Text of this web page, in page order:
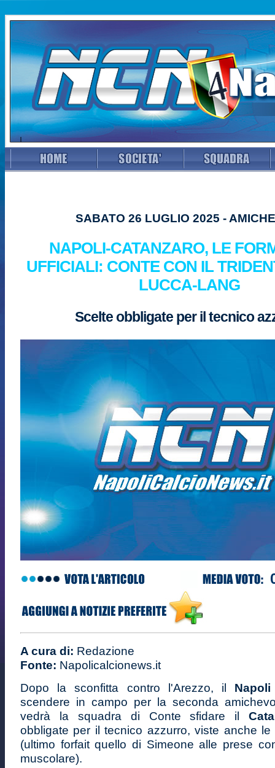
SABATO 26 LUGLIO 2025 -
NAPOLI-CATANZARO, LE
UFFICIALI: CONTE CON IL
LUCCA-LANG
Scelte obbligate per il tecnico
A cura di: Redazione
Fonte: Napolicalcionews.it
Dopo la sconfitta contro l'Arezzo, il
scendere in campo per la seconda
vedrà la squadra di Conte sfidare il
obbligate per il tecnico azzurro, viste anche
(ultimo forfait quello di Simeone alle prese
muscolare).